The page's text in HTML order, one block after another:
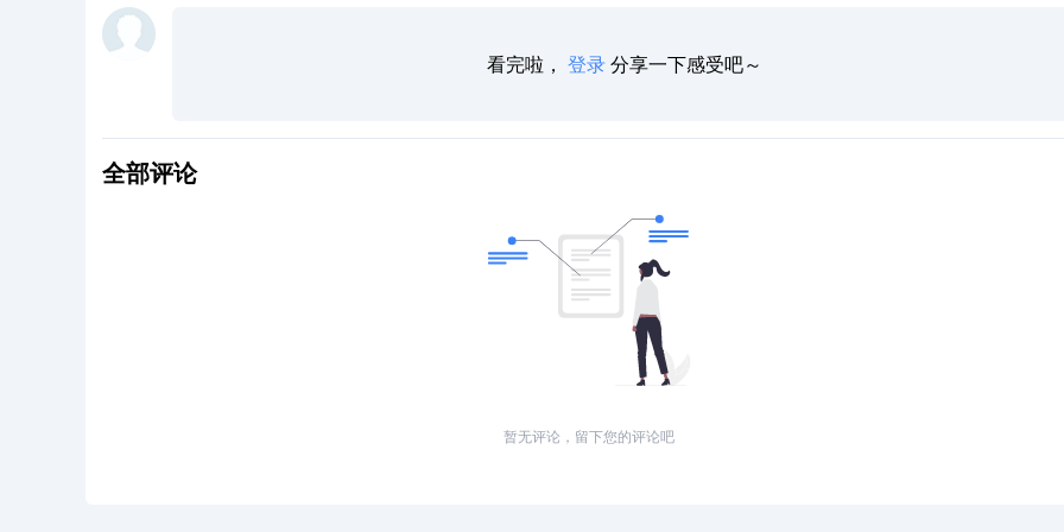
看完啦， 登录分享一下感受吧～
全部评论
暂无评论，留下您的评论吧